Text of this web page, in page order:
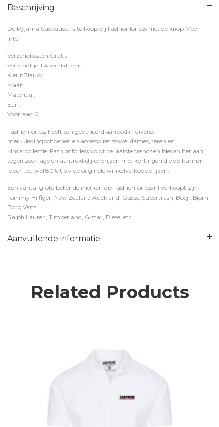
Beschrijving
De Pyjama Cadeauset is te koop bij Fashionforless met de knop Meer
Info.
Verzendkosten:Gratis
Verzendtijd:1-4 werkdagen
Kleur:Blauw
Maat:
Materiaal:
Ean:
Voorraad:0
Fashionforless heeft een gevarieerd aanbod in diverse
merkkleding,schoenen en accessoires,zowel dames,heren en
kindercollectie. Fashionforless volgt de laatste trends en bieden het aan
tegen zeer lage en aantrekkelijke prijzen met kortingen die op kunnen
lopen tot wel 80% t.o.v de originele winkelverkoopprijzen.
Een aantal grote bekende merken die Fashionforless.nl verkoopt zijn:
Tommy Hilfiger, New Zealand Auckland, Guess, Supertrash, Boeji, Bjorn
Borg,Vans,
Ralph Lauren, Timberland, G-star, Diesel etc.
Aanvullende informatie
Related Products